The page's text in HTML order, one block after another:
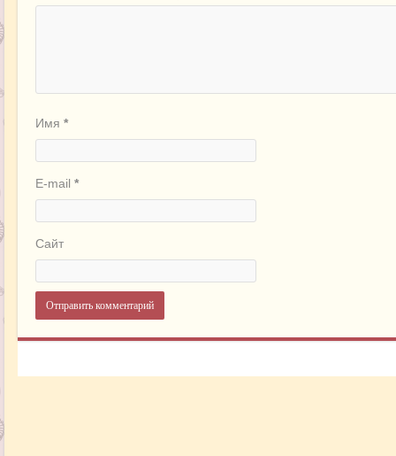
Имя *
E-mail *
Сайт